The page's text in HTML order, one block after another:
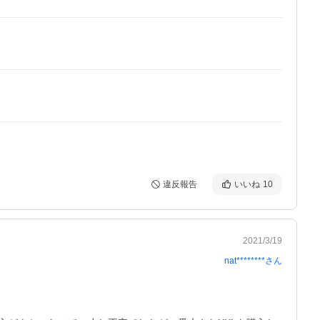
違反報告 いいね 10
2021/3/19
nat********さん